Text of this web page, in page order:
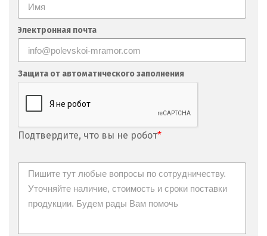
Нефтеюганск
Нижневартовск
Нижний Новгород
Новгород
Новокоалиновый
Новокузнецк
Новороссийск
Электронная почта
Защита от автоматического заполнения
Подтвердите, что вы не робот*